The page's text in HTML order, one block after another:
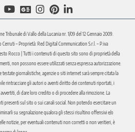
di Vallo della Lucania nr. 1/09 del 12 Gennaio 2009.
Cerruti – Proprietà: Red Digital Communication S.r.l. – P.iva
Rocco | Tutti i contenuti di questo sito sono di proprietà della
non possono essere utilizzati senza espressa autorizzazione.
giornalistiche, agenzie o siti internet sarà sempre citata la
rintracciare gli autori o aventi diritto dei contenuti riportati, i
di dare loro credito o di procedere alla rimozione. La
presenti sul sito o sui canali social. Non potendo esercitare un
su segnalazione qualora gli stessi risultino offensivi e/o
notizie, per eventuali contenuti non corretti o non veritieri, è